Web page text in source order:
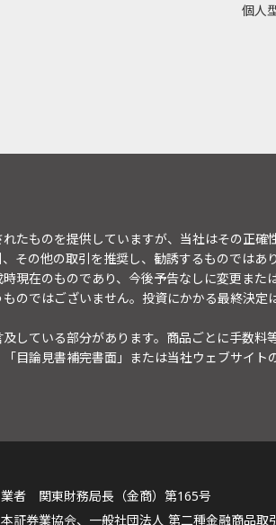
個人
たものを提供していますが、当社はその正
の他の取引を推奨し、勧誘するものではあ
現在のものであり、今後予告なしに変更また
のではございません。投資にかかる最終決
している部分があります。商品ごとに手数料
目論見書補完書面」または当社ウェブサイト
者 関東財務局長（金商）第165号
証券業協会、一般社団法人 第二種金融商品取